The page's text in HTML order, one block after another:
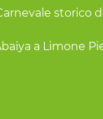
storico
a Limone